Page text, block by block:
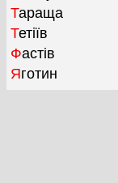
Тараща
Тетіїв
Фастів
Яготин